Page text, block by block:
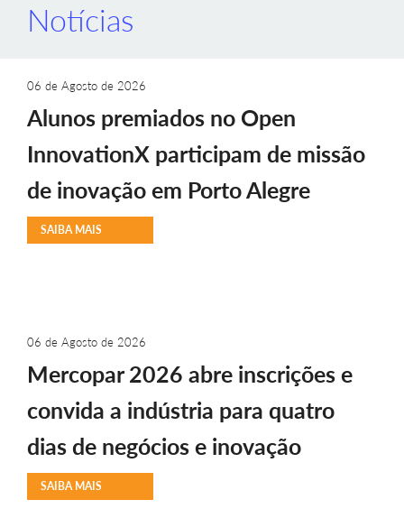
Notícias
06 de Agosto de 2026
Alunos premiados no Open
InnovationX participam de missão
de inovação em Porto Alegre
SAIBA MAIS
06 de Agosto de 2026
Mercopar 2026 abre inscrições e
convida a indústria para quatro
dias de negócios e inovação
SAIBA MAIS